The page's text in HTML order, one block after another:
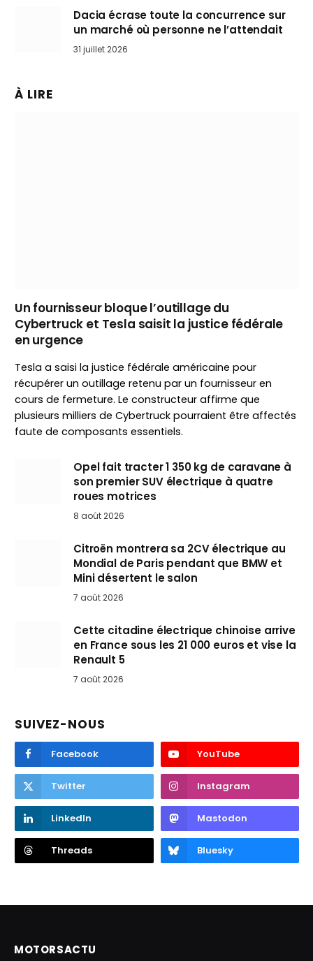
Dacia écrase toute la concurrence sur
un marché où personne ne l’attendait
31 juillet 2026
À LIRE
Un fournisseur bloque l’outillage du
Cybertruck et Tesla saisit la justice fédérale
en urgence
Tesla a saisi la justice fédérale américaine pour
récupérer un outillage retenu par un fournisseur en
cours de fermeture. Le constructeur affirme que
plusieurs milliers de Cybertruck pourraient être affectés
faute de composants essentiels.
Opel fait tracter 1 350 kg de caravane à
son premier SUV électrique à quatre
roues motrices
8 août 2026
Citroën montrera sa 2CV électrique au
Mondial de Paris pendant que BMW et
Mini désertent le salon
7 août 2026
Cette citadine électrique chinoise arrive
en France sous les 21 000 euros et vise la
Renault 5
7 août 2026
SUIVEZ-NOUS
Facebook YouTube
Twitter Instagram
LinkedIn Mastodon
Threads Bluesky
MOTORSACTU